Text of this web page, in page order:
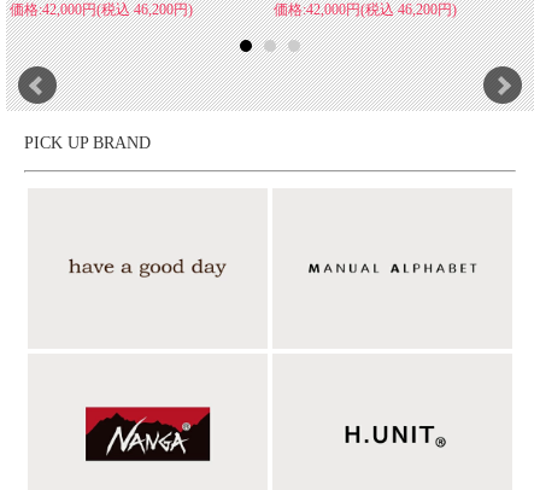
価格:42,000円(税込 46,200円) 価格:42,000円(税込 46,200円)
PICK UP BRAND